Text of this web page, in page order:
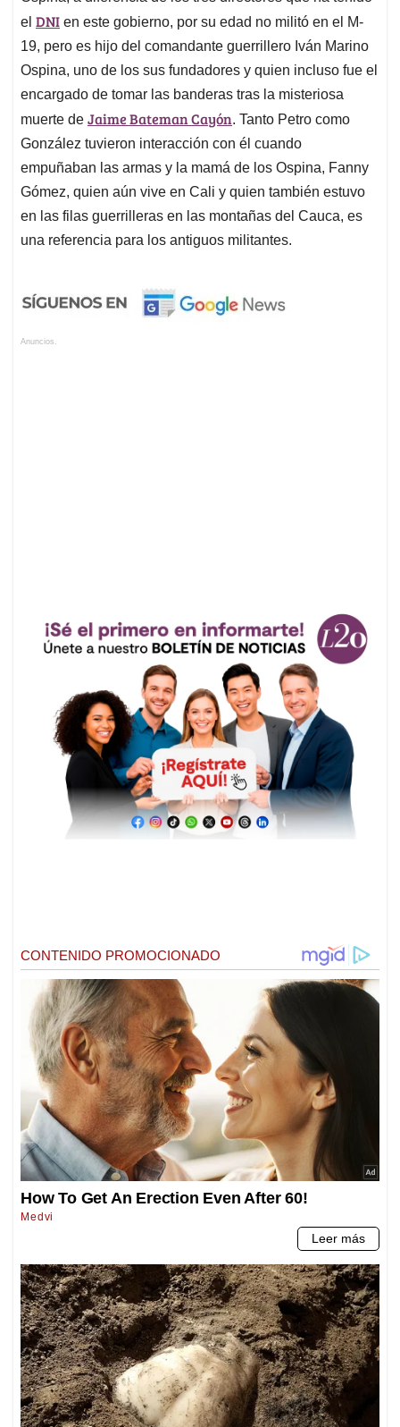
el DNI en este gobierno, por su edad no militó en el M-
19, pero es hijo del comandante guerrillero Iván Marino
Ospina, uno de los sus fundadores y quien incluso fue el
encargado de tomar las banderas tras la misteriosa
muerte de Jaime Bateman Cayón. Tanto Petro como
González tuvieron interacción con él cuando
empuñaban las armas y la mamá de los Ospina, Fanny
Gómez, quien aún vive en Cali y quien también estuvo
en las filas guerrilleras en las montañas del Cauca, es
una referencia para los antiguos militantes.
Anuncios.